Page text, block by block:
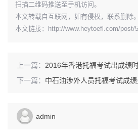
扫描二维码推送至手机访问。
本文转载自互联网，如有侵权，联系删除。
本文链接：
http://www.heytoefl.com/post/
上一篇： 2016年香港托福考试出成绩
下一篇： 中石油涉外人员托福考试成
admin